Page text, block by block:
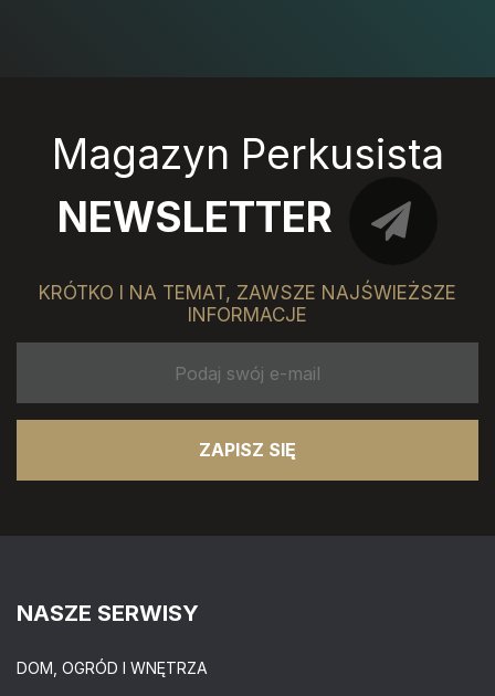
Magazyn Perkusista
NEWSLETTER
KRÓTKO I NA TEMAT, ZAWSZE NAJŚWIEŻSZE
INFORMACJE
ZAPISZ SIĘ
NASZE SERWISY
DOM, OGRÓD I WNĘTRZA